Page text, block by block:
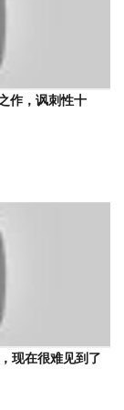
作，讽刺性十
现在很难见到了